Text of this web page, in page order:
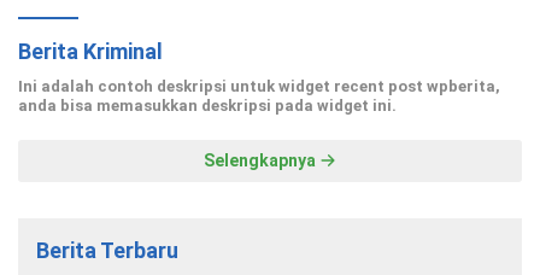
Berita Kriminal
Ini adalah contoh deskripsi untuk widget recent post wpberita,
anda bisa memasukkan deskripsi pada widget ini.
Selengkapnya
Berita Terbaru